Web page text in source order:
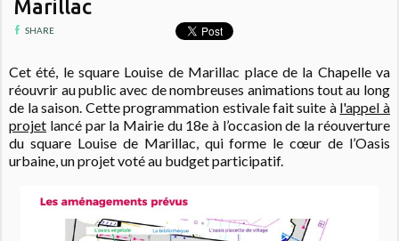
Marillac
SHARE
Cet été, le square Louise de Marillac place de la Chapelle va
réouvrir au public avec de nombreuses animations tout au long
de la saison. Cette programmation estivale fait suite à l'appel à
projet lancé par la Mairie du 18e à l’occasion de la réouverture
du square Louise de Marillac, qui forme le cœur de l’Oasis
urbaine, unprojet voté au budget participatif.